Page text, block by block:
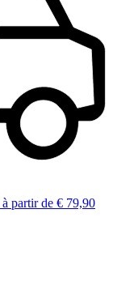
à partir de € 79,90